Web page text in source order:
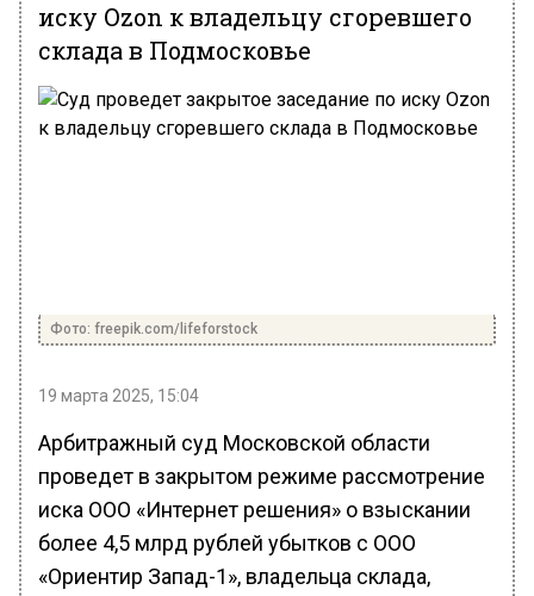
иску Ozon к владельцу сгоревшего
склада в Подмосковье
Фото: freepik.com/lifeforstock
19 марта 2025, 15:04
Арбитражный суд Московской области
проведет в закрытом режиме рассмотрение
иска ООО «Интернет решения» о взыскании
более 4,5 млрд рублей убытков с ООО
«Ориентир Запад-1», владельца склада,